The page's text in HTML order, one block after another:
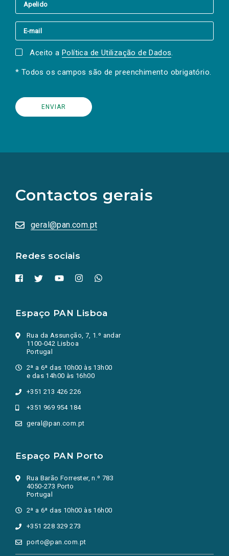
Aceito a Política de Utilização de Dados.
* Todos os campos são de preenchimento obrigatório.
Contactos gerais
geral@pan.com.pt
Redes sociais
redes
sociais
numa
nova
Espaço PAN Lisboa
Rua da Assunção, 7, 1.º andar
1100-042 Lisboa
Portugal
2ª a 6ª das 10h00 às 13h00
e das 14h00 às 16h00
+351 213 426 226
+351 969 954 184
geral@pan.com.pt
Espaço PAN Porto
Rua Barão Forrester, n.º 783
4050-273 Porto
Portugal
2ª a 6ª das 10h00 às 16h00
+351 228 329 273
porto@pan.com.pt